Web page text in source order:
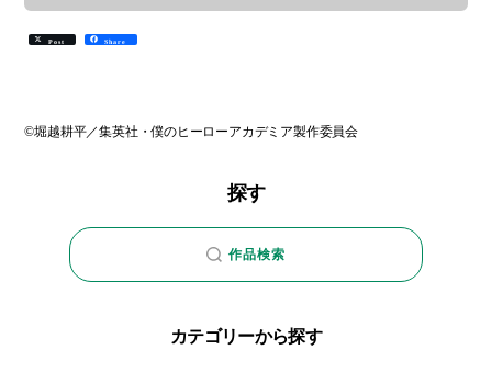
Post Share
©堀越耕平／集英社・僕のヒーローアカデミア製作委員会
探す
作品検索
カテゴリーから探す